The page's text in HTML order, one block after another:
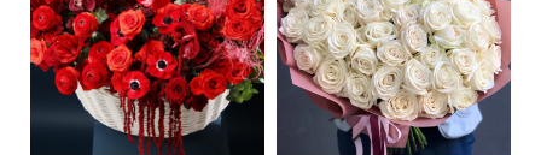
Экзотические растения в
корзине
50 см 60 см